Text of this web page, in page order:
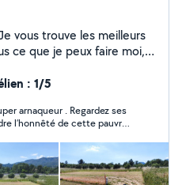
vous trouve les meilleurs
ce que je peux faire moi,
n'hésitez pas.
: 1/5
l’honnêté de cette pauvre